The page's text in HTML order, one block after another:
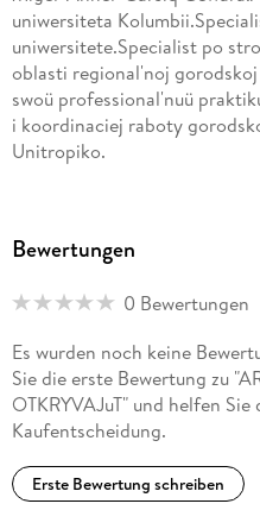
uniwersiteta
uniwersitete.Specialist po
oblasti regional'noj
swoü professional'nuü
i koordinaciej raboty
Unitropiko.
Bewertungen
0 Bewertungen
Es wurden noch keine
Sie die erste Bewertung zu
OTKRYVAJuT" und helfen
Kaufentscheidung.
Erste Bewertung schreiben